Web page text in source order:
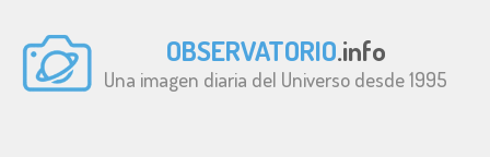
OBSERVATORIO.info
Una imagen diaria del Universo desde 1995